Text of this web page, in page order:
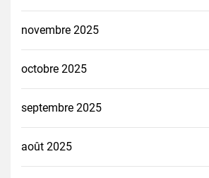
novembre 2025
octobre 2025
septembre 2025
août 2025